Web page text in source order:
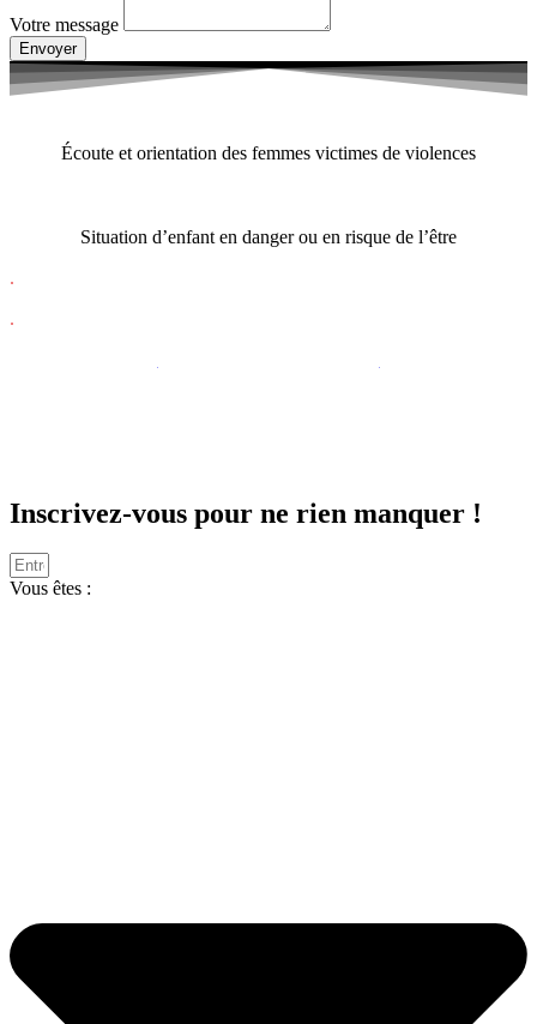
Votre message
Envoyer
Écoute et orientation des femmes victimes de violences
Situation d’enfant en danger ou en risque de l’être
.
.
Inscrivez-vous pour ne rien manquer !
Vous êtes :